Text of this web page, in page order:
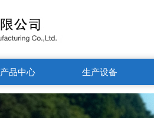
产品中心 生产设备